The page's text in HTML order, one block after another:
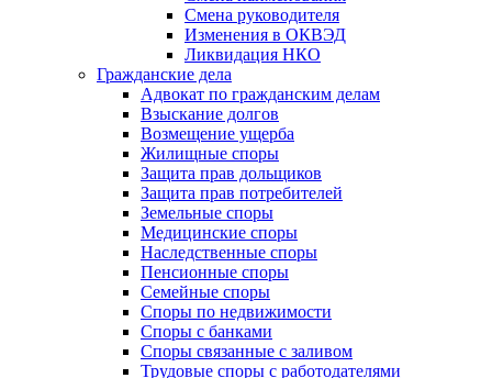
Смена руководителя
Изменения в ОКВЭД
Ликвидация НКО
Гражданские дела
Адвокат по гражданским делам
Взыскание долгов
Возмещение ущерба
Жилищные споры
Защита прав дольщиков
Защита прав потребителей
Земельные споры
Медицинские споры
Наследственные споры
Пенсионные споры
Семейные споры
Cпоры по недвижимости
Споры с банками
Споры связанные с заливом
Трудовые споры с работодателями